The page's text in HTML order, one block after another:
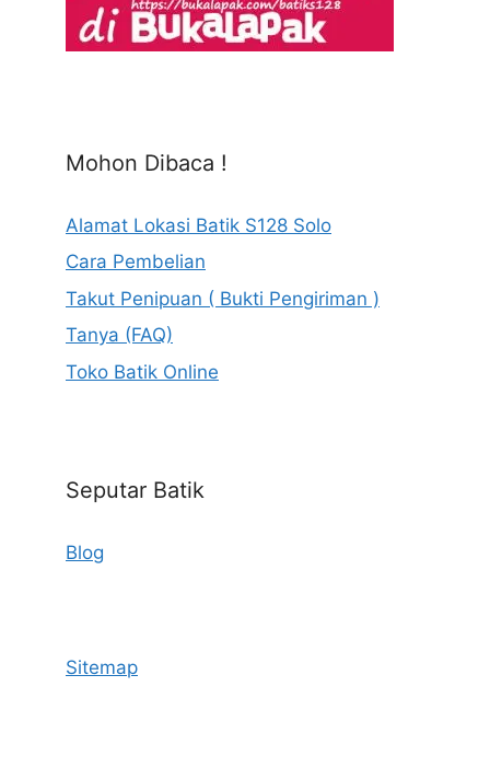
Mohon Dibaca !
Alamat Lokasi Batik S128 Solo
Cara Pembelian
Takut Penipuan ( Bukti Pengiriman )
Tanya (FAQ)
Toko Batik Online
Seputar Batik
Blog
Sitemap